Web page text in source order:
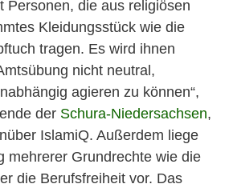
Personen, die aus religiösen
Kleidungsstück wie die
tragen. Es wird ihnen
nicht neutral,
agieren zu können“,
der Schura-Niedersachsen,
IslamiQ. Außerdem liege
mehrerer Grundrechte wie die
die Berufsfreiheit vor. Das